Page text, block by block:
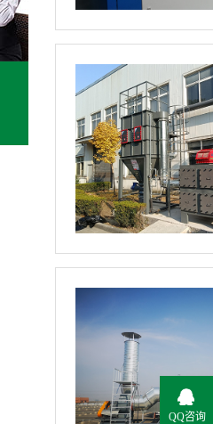
QQ咨询